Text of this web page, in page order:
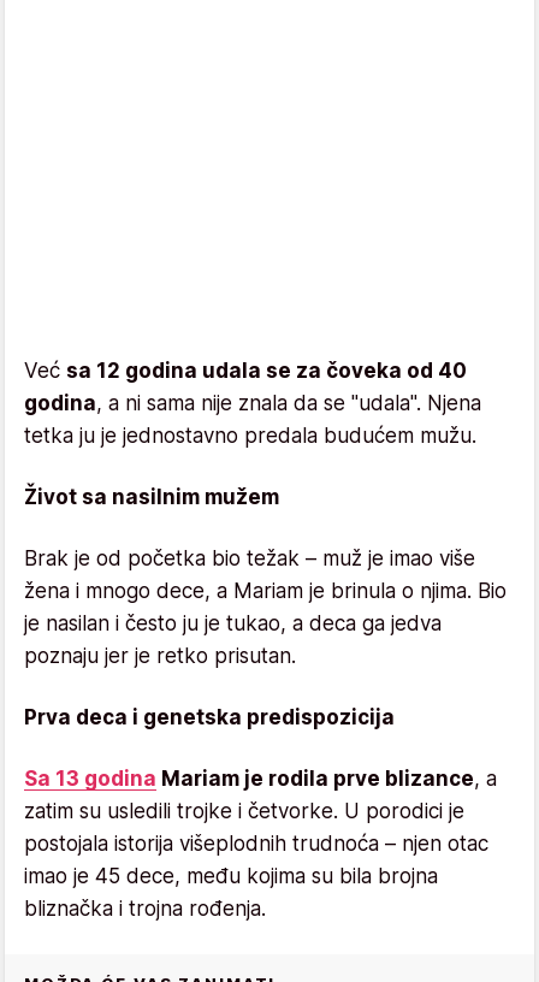
Već sa 12 godina udala se za čoveka od 40
godina, a ni sama nije znala da se "udala". Njena
tetka ju je jednostavno predala budućem mužu.
Život sa nasilnim mužem
Brak je od početka bio težak – muž je imao više
žena i mnogo dece, a Mariam je brinula o njima. Bio
je nasilan i često ju je tukao, a deca ga jedva
poznaju jer je retko prisutan.
Prva deca i genetska predispozicija
Sa 13 godina Mariam je rodila prve blizance, a
zatim su usledili trojke i četvorke. U porodici je
postojala istorija višeplodnih trudnoća – njen otac
imao je 45 dece, među kojima su bila brojna
bliznačka i trojna rođenja.